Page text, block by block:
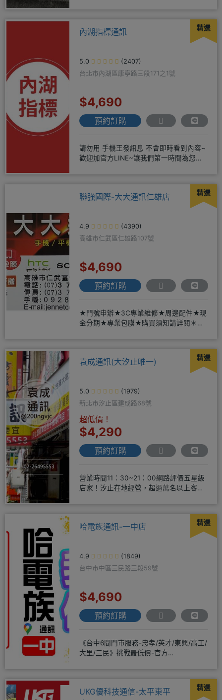
精選
內湖指標通訊
5.0
(2407)
台北市內湖區康寧路三段171之1號
$4,690
預約訂購
請勿用 手機王發訊息 不會即時看到內容~
歡迎加官方LINE~讓我們第一時間為您服
精選
聯強國際-大大通訊仁雄店
4.9
(4390)
高雄市仁武區仁雄路107號
$4,690
預約訂購
★門號申辦★3C專業維修★周邊配件★現
金分期★專業包膜★購買須知請詳閱＊來
精選
袁成通訊(大汐止唯一)
5.0
(1979)
新北市汐止區建成路68號
超低價！
$4,290
預約訂購
營業時間11：30~21：00網路評價五星級
店家！汐止在地經營，超過萬名以上客戶
精選
哈電族通訊-一中店
4.9
(1849)
台中市中區三民路三段59號
$4,690
預約訂購
《台中6間門市服務-忠孝/英才/東興/高工/
大里/三民》挑戰最低價-官方
精選
UKG優科技通信-太平東平